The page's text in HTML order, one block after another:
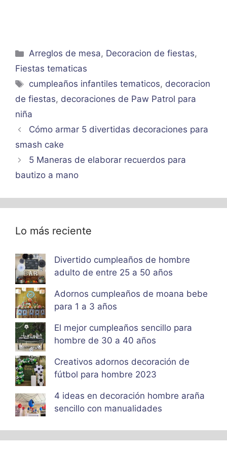
Categorías
Arreglos de mesa, Decoracion de fiestas,
Fiestas tematicas
Etiquetas
cumpleaños infantiles tematicos, decoracion
de fiestas, decoraciones de Paw Patrol para
niña
Cómo armar 5 divertidas decoraciones para
smash cake
5 Maneras de elaborar recuerdos para
bautizo a mano
Lo más reciente
Divertido cumpleaños de hombre
adulto de entre 25 a 50 años
Adornos cumpleaños de moana bebe
para 1 a 3 años
El mejor cumpleaños sencillo para
hombre de 30 a 40 años
Creativos adornos decoración de
fútbol para hombre 2023
4 ideas en decoración hombre araña
sencillo con manualidades